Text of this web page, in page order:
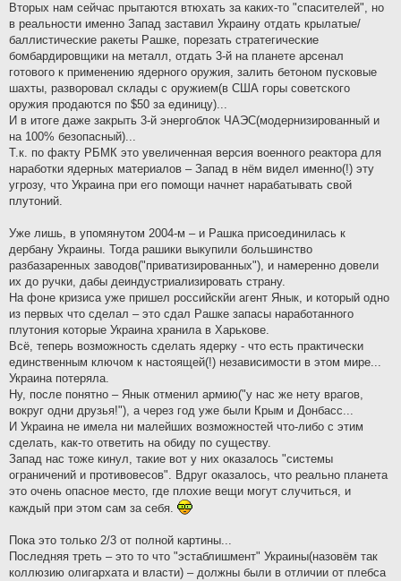
Вторых нам сейчас прытаются втюхать за каких-то "спасителей", но
в реальности именно Запад заставил Украину отдать крылатые/
баллистические ракеты Рашке, порезать стратегические
бомбардировщики на металл, отдать 3-й на планете арсенал
готового к применению ядерного оружия, залить бетоном пусковые
шахты, разворовал склады с оружием(в США горы советского
оружия продаются по $50 за единицу)...
И в итоге даже закрыть 3-й энергоблок ЧАЭС(модернизированный и
на 100% безопасный)...
Т.к. по факту РБМК это увеличенная версия военного реактора для
наработки ядерных материалов – Запад в нём видел именно(!) эту
угрозу, что Украина при его помощи начнет нарабатывать свой
плутоний.
Уже лишь, в упомянутом 2004-м – и Рашка присоединилась к
дербану Украины. Тогда рашики выкупили большинство
разбазаренных заводов("приватизированных"), и намеренно довели
их до ручки, дабы деиндустриализировать страну.
На фоне кризиса уже пришел российскйи агент Янык, и который одно
из первых что сделал – это сдал Рашке запасы наработанного
плутония которые Украина хранила в Харькове.
Всё, теперь возможность сделать ядерку - что есть практически
единственным ключом к настоящей(!) независимости в этом мире...
Украина потеряла.
Ну, после понятно – Янык отменил армию("у нас же нету врагов,
вокруг одни друзья!"), а через год уже были Крым и Донбасс...
И Украина не имела ни малейших возможностей что-либо с этим
сделать, как-то ответить на обиду по существу.
Запад нас тоже кинул, такие вот у них оказалось "системы
ограничений и противовесов". Вдруг оказалось, что реально планета
это очень опасное место, где плохие вещи могут случиться, и
каждый при этом сам за себя.
Пока это только 2/3 от полной картины...
Последняя треть – это то что "эстаблишмент" Украины(назовём так
коллюзию олигархата и власти) – должны были в отличии от плебса